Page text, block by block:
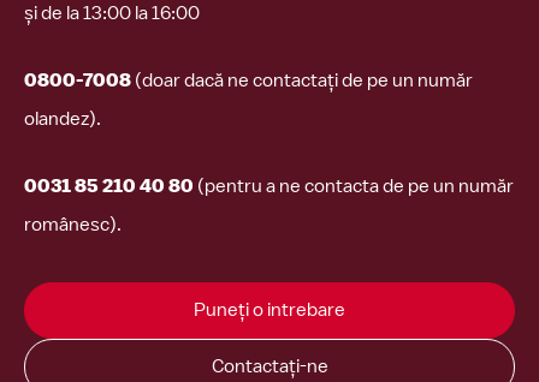
și de la 13:00 la 16:00
0800-7008 (doar dacă ne contactați de pe un număr
olandez).
0031 85 210 40 80 (pentru a ne contacta de pe un număr
românesc).
Puneți o intrebare
Contactați-ne